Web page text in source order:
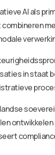
AI als
combineren
in staat